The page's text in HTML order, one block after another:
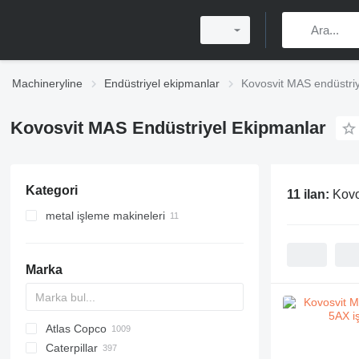
Machineryline Endüstriyel ekipmanlar Kovosvit MAS
Kovosvit MAS Endüstriyel Ekipmanlar
Kategori
metal işleme makineleri
radyal matkaplar
diğer metal işleme makineleri
Marka
PDS
APD
AB
Ensis
Pega
VZ
AG3
Atlas Copco
DrillAir
QAS
PDP
E-series
B-series
BM
GFS
VT
Rover
533
Airpure
BySprint Fiber
CK
SR
Caterpillar
11 ilan: